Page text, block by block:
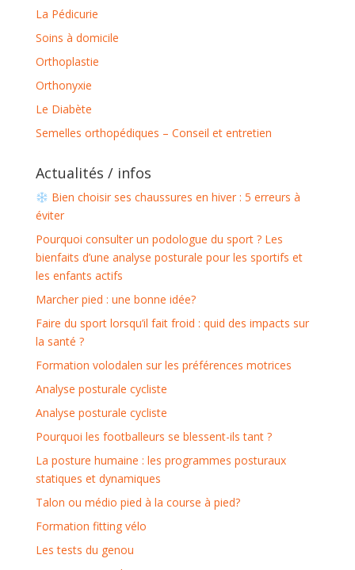
La Pédicurie
Soins à domicile
Orthoplastie
Orthonyxie
Le Diabète
Semelles orthopédiques – Conseil et entretien
Actualités / infos
Bien choisir ses chaussures en hiver : 5 erreurs à
éviter
Pourquoi consulter un podologue du sport ? Les
bienfaits d’une analyse posturale pour les sportifs et
les enfants actifs
Marcher pied : une bonne idée?
Faire du sport lorsqu’il fait froid : quid des impacts sur
la santé ?
Formation volodalen sur les préférences motrices
Analyse posturale cycliste
Analyse posturale cycliste
Pourquoi les footballeurs se blessent-ils tant ?
La posture humaine : les programmes posturaux
statiques et dynamiques
Talon ou médio pied à la course à pied?
Formation fitting vélo
Les tests du genou